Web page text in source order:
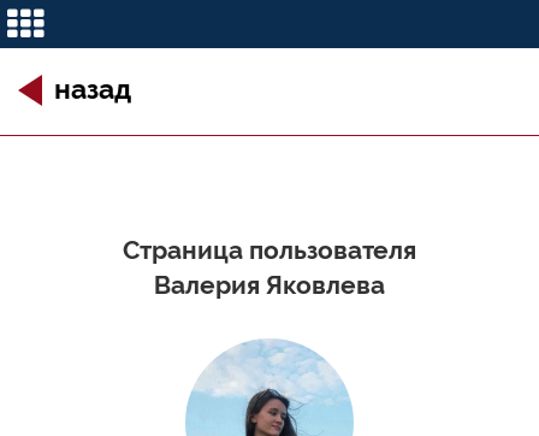
назад
Страница пользователя
Валерия Яковлева